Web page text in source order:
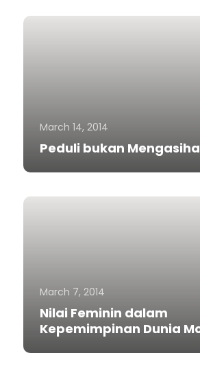
March 14, 2014
Peduli bukan
March 7, 2014
Nilai Feminin dalam
Kepemimpinan Dunia